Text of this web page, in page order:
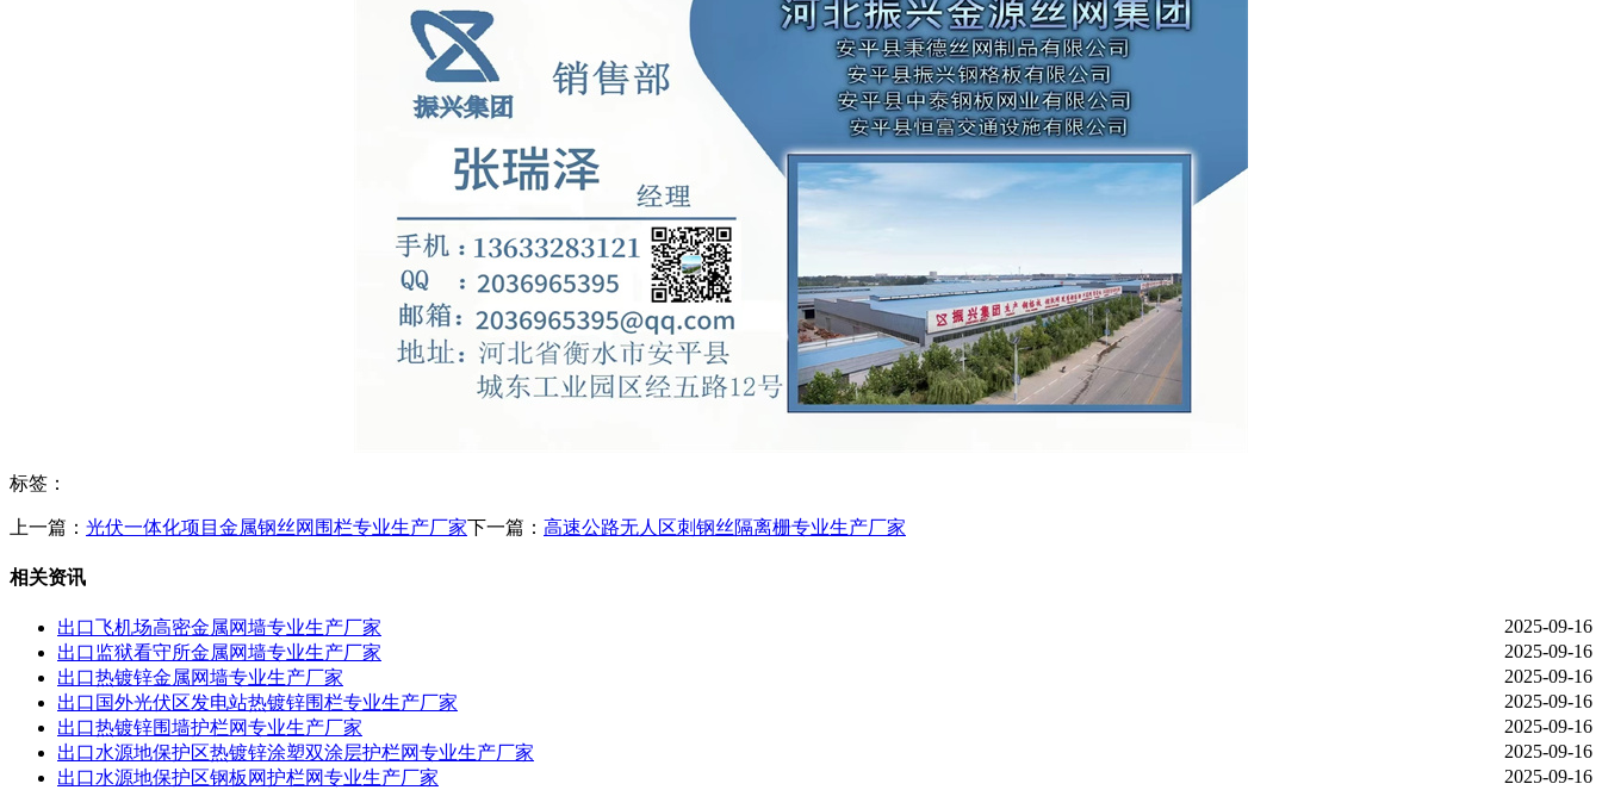
标签：
上一篇： 光伏一体化项目金属钢丝网围栏专业生产厂家下一篇： 高速公路无人区刺钢丝隔离栅专业生产厂家
相关资讯
2025-09-16
出口飞机场高密金属网墙专业生产厂家
2025-09-16
出口监狱看守所金属网墙专业生产厂家
2025-09-16
出口热镀锌金属网墙专业生产厂家
2025-09-16
出口国外光伏区发电站热镀锌围栏专业生产厂家
2025-09-16
出口热镀锌围墙护栏网专业生产厂家
2025-09-16
出口水源地保护区热镀锌涂塑双涂层护栏网专业生产厂家
2025-09-16
出口水源地保护区钢板网护栏网专业生产厂家